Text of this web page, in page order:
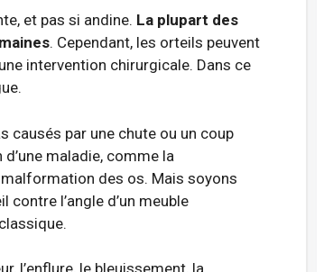
et pas si andine. La plupart des
. Cependant, les orteils peuvent
intervention chirurgicale. Dans ce
causés par une chute ou un coup
maladie, comme la
des os. Mais soyons
l’angle d’un meuble